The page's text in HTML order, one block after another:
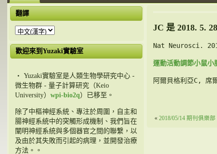
翻譯
歡迎來到Yuzaki實驗室
・ Yuzaki實驗室是人類生物學研究中心 -
微生物群 - 量子計算研究（Keio
University） wpi-bio2q）已移至。
除了中樞神經系統、專注於周圍，自主和
腸神經系統中的突觸形成機制、我們旨在
闡明神經系統與多個器官之間的聯繫，以
及由於其失敗而引起的病理，並開發治療
方法。。
JC 是 2018. 5.
Nat Neurosci.
運動活動調節小鼠
阿爾貝格利亞C, 席
« 2018/05/14 期刊俱樂部